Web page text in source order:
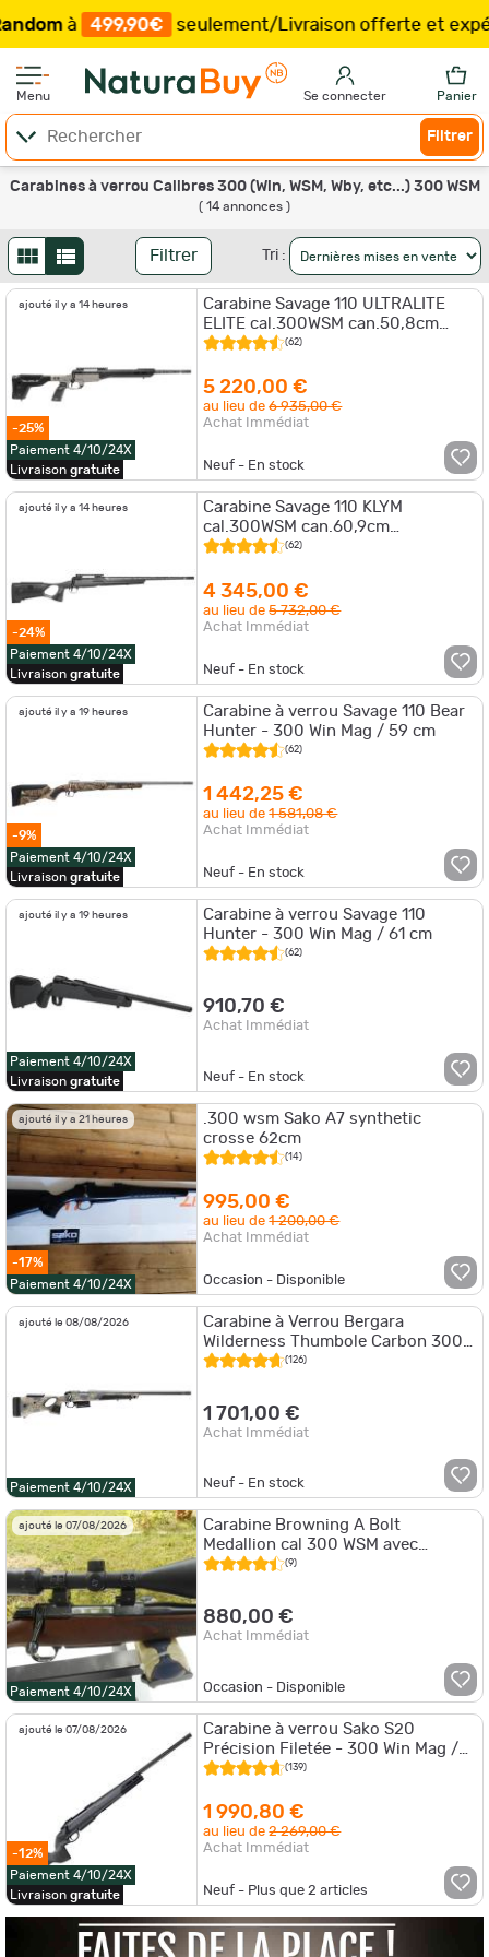
à 499,90€ seulement/Livraison offerte et
Menu Se connecter Panier
Filtrer
Carabines à verrou Calibres 300 (Win, WSM, Wby, etc...) 300 WSM
( 14 annonces )
Filtrer Tri :
ajouté il y a 14 heures
-25%
Paiement 4/10/24X
Livraison gratuite
Carabine Savage 110 ULTRALITE
ELITE cal.300WSM can.50,8cm
synthétique(62)
5 220,00 €
au lieu de6 935,00 €
Achat Immédiat
Neuf - En stock
ajouté il y a 14 heures
-24%
Paiement 4/10/24X
Livraison gratuite
Carabine Savage 110 KLYM
cal.300WSM can.60,9cm
synthétique(62)
4 345,00 €
au lieu de5 732,00 €
Achat Immédiat
Neuf - En stock
ajouté il y a 19 heures
-9%
Paiement 4/10/24X
Livraison gratuite
Carabine à verrou Savage 110 Bear
Hunter - 300 Win Mag / 59 cm
(62)
1 442,25 €
au lieu de1 581,08 €
Achat Immédiat
Neuf - En stock
ajouté il y a 19 heures
Paiement 4/10/24X
Livraison gratuite
Carabine à verrou Savage 110
Hunter - 300 Win Mag / 61 cm
(62)
910,70 €
Achat Immédiat
Neuf - En stock
ajouté il y a 21 heures
-17%
Paiement 4/10/24X
.300 wsm Sako A7 synthetic
crosse 62cm
(14)
995,00 €
au lieu de1 200,00 €
Achat Immédiat
Occasion - Disponible
ajouté le 08/08/2026
Paiement 4/10/24X
Carabine à Verrou Bergara
Wilderness Thumbole Carbon 300
WM
(126)
1 701,00 €
Achat Immédiat
Neuf - En stock
ajouté le 07/08/2026
Paiement 4/10/24X
Carabine Browning A Bolt
Medallion cal 300 WSM avec
lunette Zeiss Tera 3, 4-12x50 et
(9)
880,00 €
Achat Immédiat
Occasion - Disponible
ajouté le 07/08/2026
-12%
Paiement 4/10/24X
Livraison gratuite
Carabine à verrou Sako S20
Précision Filetée - 300 Win Mag /
61 cm / Bronzé
(139)
1 990,80 €
au lieu de2 269,00 €
Achat Immédiat
Neuf - Plus que2 articles